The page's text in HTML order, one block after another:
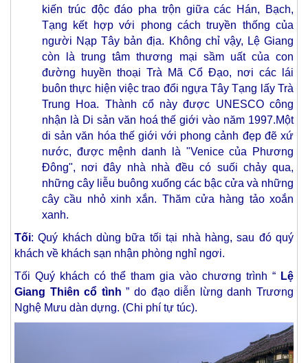
kiến trúc độc đáo pha trộn giữa các Hán, Bạch,
Tạng kết hợp với phong cách truyền thống của
người Nạp Tây bản địa. Không chỉ vậy, Lệ Giang
còn là trung tâm thương mại sầm uất của con
đường huyền thoại Trà Mã Cổ Đạo, nơi các lái
buôn thực hiện việc trao đổi ngựa Tây Tạng lấy Trà
Trung Hoa. Thành cổ này được UNESCO công
nhận là Di sản văn hoá thế giới vào năm 1997.Một
di sản văn hóa thế giới với phong cảnh đẹp đẽ xứ
nước, được mệnh danh là "Venice của Phương
Đông", nơi đây nhà nhà đều có suối chảy qua,
những cây liễu buông xuống các bậc cửa và những
cây cầu nhỏ xinh xắn. Thăm cửa hàng tảo xoắn
xanh.
Tối: Quý khách dùng bữa tối tại nhà hàng, sau đó quý
khách về khách sạn nhận phòng nghỉ ngơi.
Tối Quý khách có thể tham gia vào chương trình “ Lệ
Giang Thiên cổ tình ” do đạo diễn lừng danh Trương
Nghệ Mưu dàn dựng. (Chi phí tự túc).